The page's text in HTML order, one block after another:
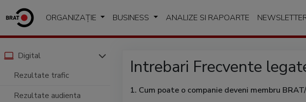
ORGANIZAȚIE BUSINESS ANALIZE SI RAPOARTE
Digital
Rezultate trafic
Rezultate audienta
Intrebari Frecvente
1. Cum poate o companie deveni membru